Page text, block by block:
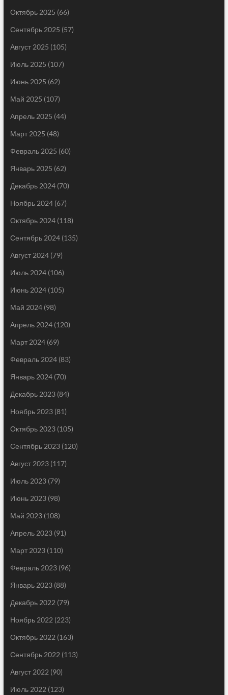
Октябрь 2025 (66)
Сентябрь 2025 (57)
Август 2025 (105)
Июль 2025 (107)
Июнь 2025 (62)
Май 2025 (107)
Апрель 2025 (44)
Март 2025 (48)
Февраль 2025 (60)
Январь 2025 (62)
Декабрь 2024(70)
Ноябрь 2024(67)
Октябрь 2024(118)
Сентябрь 2024(135)
Август 2024(79)
Июль 2024(106)
Июнь 2024(105)
Май 2024(98)
Апрель 2024(120)
Март 2024(69)
Февраль 2024(83)
Январь 2024(70)
Декабрь 2023(84)
Ноябрь 2023(81)
Октябрь 2023(105)
Сентябрь 2023(120)
Август 2023(117)
Июль 2023(79)
Июнь 2023(98)
Май 2023(108)
Апрель 2023(91)
Март 2023(110)
Февраль 2023(96)
Январь 2023(88)
Декабрь 2022 (79)
Ноябрь 2022 (223)
Октябрь 2022 (163)
Сентябрь 2022 (113)
Август 2022 (90)
Июль 2022 (123)